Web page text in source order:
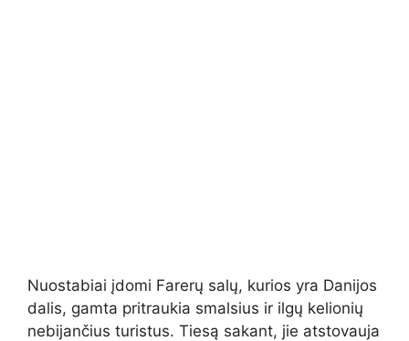
Nuostabiai įdomi Farerų salų, kurios yra Danijos
dalis, gamta pritraukia smalsius ir ilgų kelionių
nebijančius turistus. Tiesą sakant, jie atstovauja